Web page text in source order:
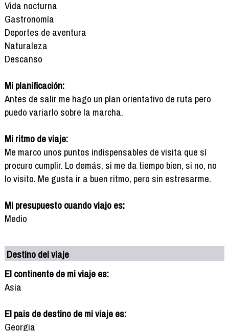
Vida nocturna
Gastronomía
Deportes de aventura
Naturaleza
Descanso
Mi planificación:
Antes de salir me hago un plan orientativo de ruta pero
puedo variarlo sobre la marcha.
Mi ritmo de viaje:
Me marco unos puntos indispensables de visita que sí
procuro cumplir. Lo demás, si me da tiempo bien, si no, no
lo visito. Me gusta ir a buen ritmo, pero sin estresarme.
Mi presupuesto cuando viajo es:
Medio
Destino del viaje
El continente de mi viaje es:
Asia
El pais de destino de mi viaje es:
Georgia